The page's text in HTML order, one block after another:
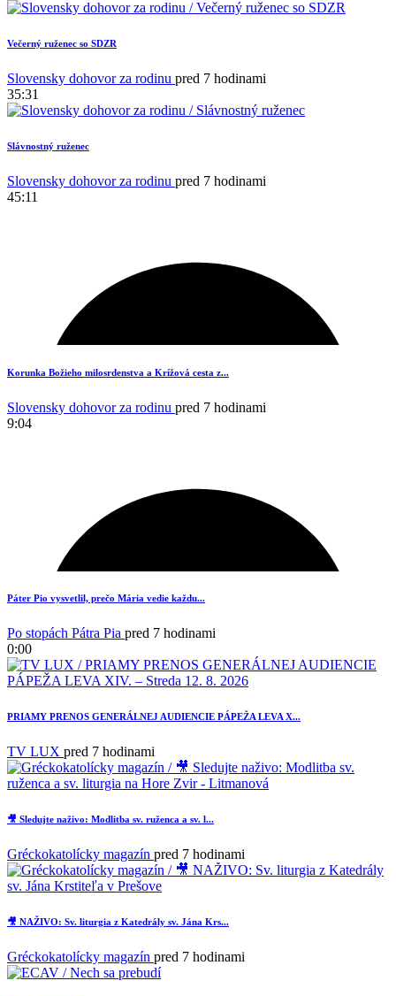
Večerný ruženec so SDZR
Slovensky dohovor za rodinu pred 7 hodinami
35:31
Slávnostný ruženec
Slovensky dohovor za rodinu pred 7 hodinami
45:11
1
Korunka Božieho milosrdenstva a Krížová cesta z...
Slovensky dohovor za rodinu pred 7 hodinami
9:04
15
Páter Pio vysvetlil, prečo Mária vedie každu...
Po stopách Pátra Pia pred 7 hodinami
0:00
PRIAMY PRENOS GENERÁLNEJ AUDIENCIE PÁPEŽA LEVA X...
TV LUX pred 7 hodinami
🎥 Sledujte naživo: Modlitba sv. ruženca a sv. l...
Gréckokatolícky magazín pred 7 hodinami
🎥 NAŽIVO: Sv. liturgia z Katedrály sv. Jána Krs...
Gréckokatolícky magazín pred 7 hodinami